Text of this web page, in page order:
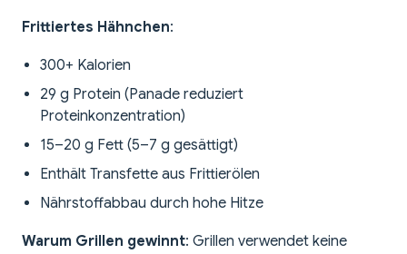
Frittiertes Hähnchen:
300+ Kalorien
29 g Protein (Panade reduziert
Proteinkonzentration)
15–20 g Fett (5–7 g gesättigt)
Enthält Transfette aus Frittierölen
Nährstoffabbau durch hohe Hitze
Warum Grillen gewinnt: Grillen verwendet keine